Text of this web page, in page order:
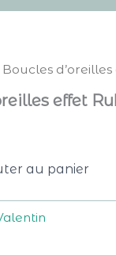
Boucles
effet
au panier